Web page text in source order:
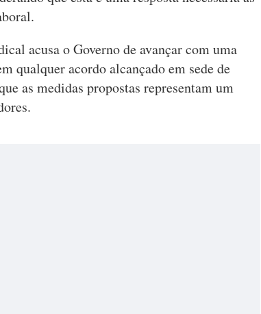
acusa o Governo de avançar com uma
qualquer acordo alcançado em sede de
as medidas propostas representam um